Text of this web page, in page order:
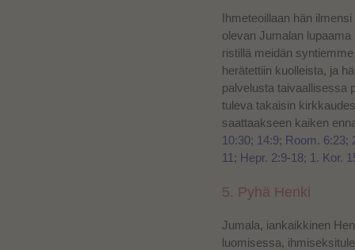
Ihmeteoillaan hän
olevan Jumalan
ristillä meidän
herätettiin kuolleista, ja
palvelusta taivaallisessa
tuleva takaisin
saattaakseen kaiken
10:30; 14:9; Room. 6:23;
11; Hepr. 2:9-18; 1. Kor.
5. Pyhä Henki
Jumala, iankaikkinen
luomisessa,